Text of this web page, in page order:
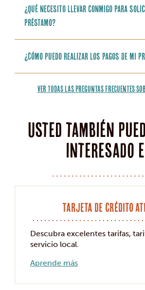
¿Qué necesito llevar conmigo para
préstamo?
¿Cómo puedo realizar los pagos de mi
VER TODAS LAS PREGUNTAS FRECUENTES
Usted también
interesado
Tarjeta de crédito
Descubra excelentes tarifas,
servicio local.
Aprende más